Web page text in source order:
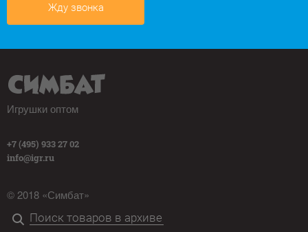
Жду звонка
Игрушки оптом
+7 (495) 933 27 02
info@igr.ru
© 2018 «Симбат»